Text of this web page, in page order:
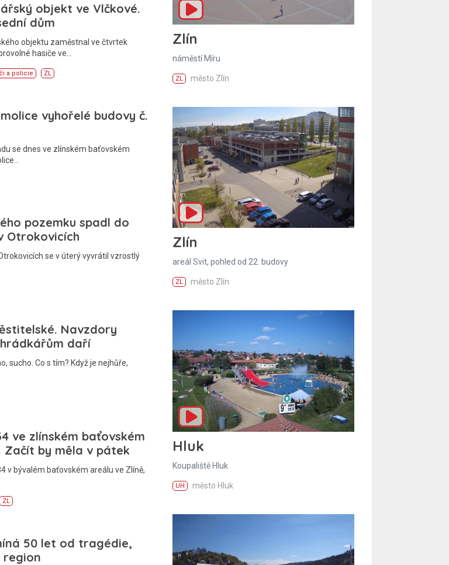
objekt ve Vlčkové.
dům
objektu zaměstnal ve čtvrtek
hasiče ve…
a policie ZL
vyhořelé budovy č.
se dnes ve zlínském baťovském
pozemku spadl do
Otrokovicích
se v úterý vyvrátil vzrostlý
Navzdory
daří
sucho. Co s tím? Když je nejhůře,
ve zlínském baťovském
Začít by měla v pátek
v bývalém baťovském areálu ve Zlíně,
ZL
50 let od tragédie,
region
Zlín
náměstí Míru
ZL město Zlín
Zlín
areál Svit, pohled od 22. budovy
ZL město Zlín
Hluk
Koupaliště Hluk
UH město Hluk